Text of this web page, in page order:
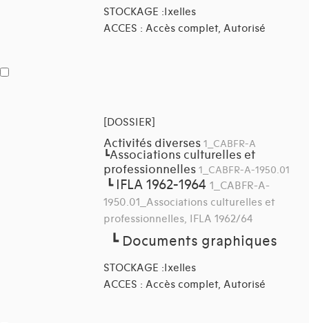
STOCKAGE :Ixelles
ACCES : Accès complet, Autorisé
[DOSSIER]
Activités diverses 1_CABFR-A
┗Associations culturelles et
professionnelles 1_CABFR-A-1950.01
┗ IFLA 1962-1964 1_CABFR-A-
1950.01_Associations culturelles et
professionnelles, IFLA 1962/64
┗Documents graphiques
STOCKAGE :Ixelles
ACCES : Accès complet, Autorisé